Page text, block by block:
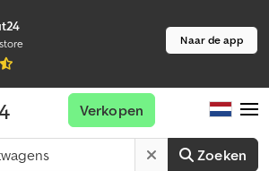
Naar de app
Zoeken
Verkopen